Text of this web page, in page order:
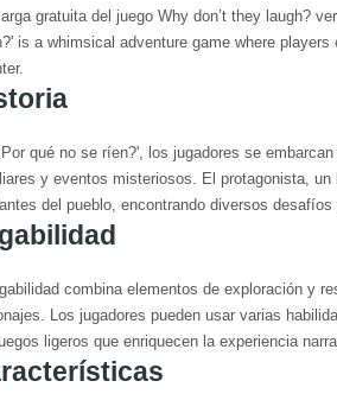
gratuita del juego Why don’t they laugh?
is a whimsical adventure game where
qué no se ríen?', los jugadores se
y eventos misteriosos. El protagonista,
del pueblo, encontrando diversos
combina elementos de exploración y
Los jugadores pueden usar varias
ligeros que enriquecen la experiencia